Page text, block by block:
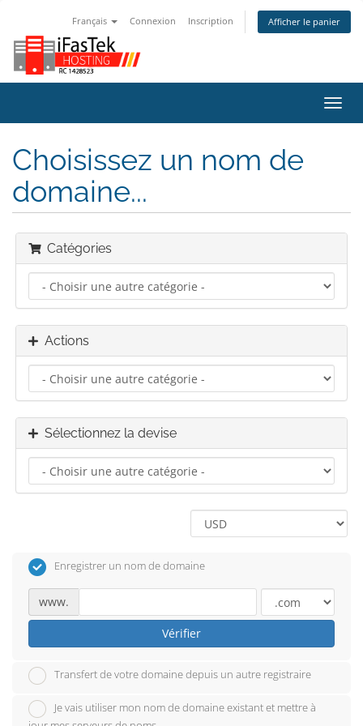
Français Connexion Inscription Afficher le panier
la
Choisissez un nom de
domaine...
Catégories
Actions
Sélectionnez la devise
Enregistrer un nom de domaine
www.
Vérifier
Transfert de votre domaine depuis un autre registraire
Je vais utiliser mon nom de domaine existant et mettre à